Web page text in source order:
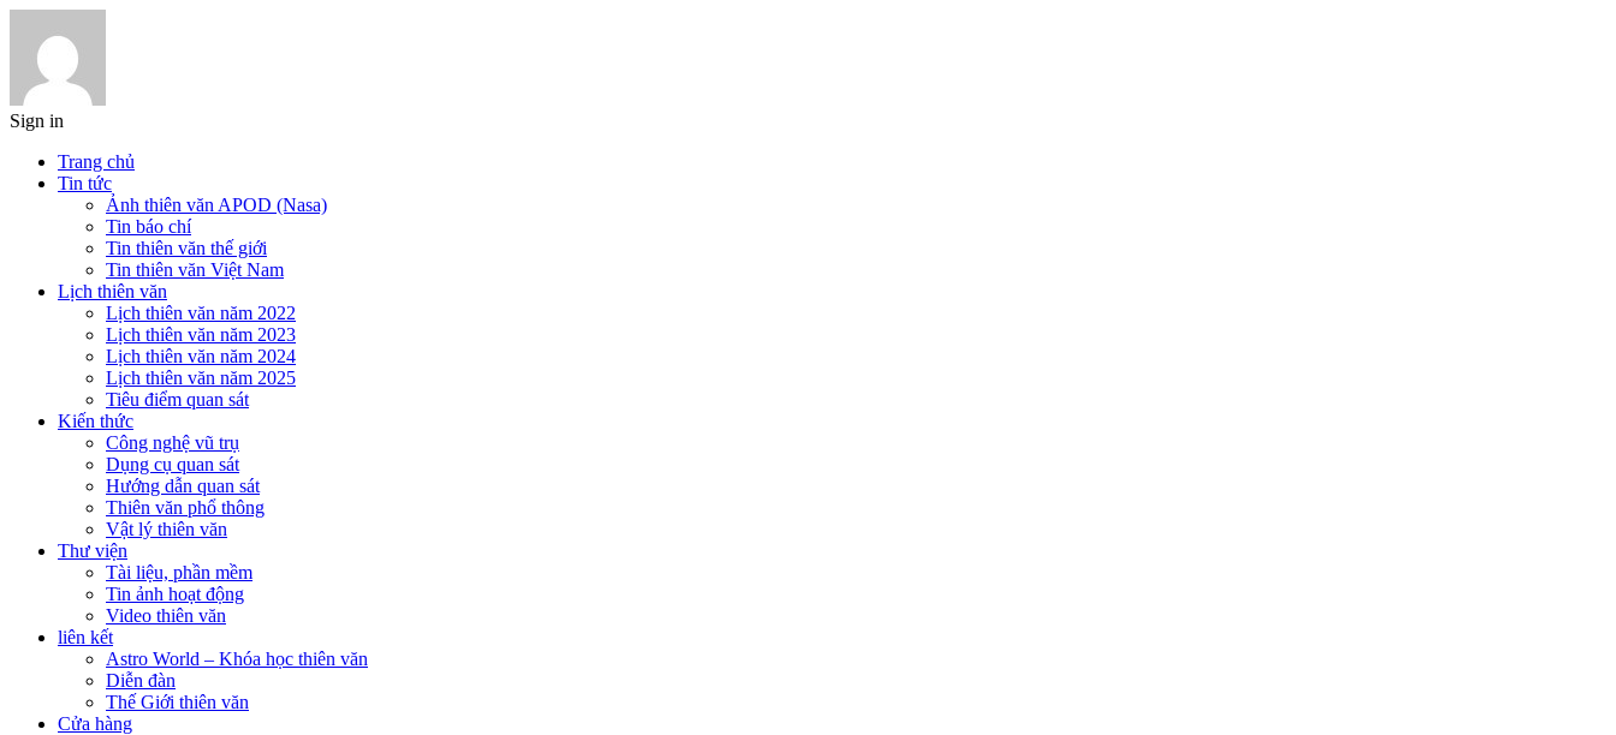
Sign in
Trang chủ
Tin tức
Ảnh thiên văn APOD (Nasa)
Tin báo chí
Tin thiên văn thế giới
Tin thiên văn Việt Nam
Lịch thiên văn
Lịch thiên văn năm 2022
Lịch thiên văn năm 2023
Lịch thiên văn năm 2024
Lịch thiên văn năm 2025
Tiêu điểm quan sát
Kiến thức
Công nghệ vũ trụ
Dụng cụ quan sát
Hướng dẫn quan sát
Thiên văn phổ thông
Vật lý thiên văn
Thư viện
Tài liệu, phần mềm
Tin ảnh hoạt động
Video thiên văn
liên kết
Astro World – Khóa học thiên văn
Diễn đàn
Thế Giới thiên văn
Cửa hàng